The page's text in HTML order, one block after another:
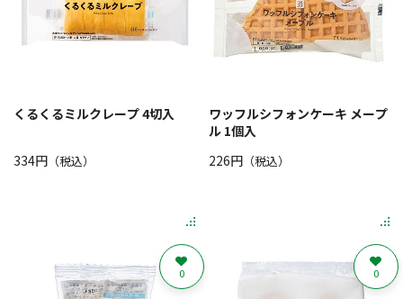
くるくるミルクレープ 4切入
334円 （税込）
ワッフルシフォンケーキ メープ
ル 1個入
226円（税込）
0 0